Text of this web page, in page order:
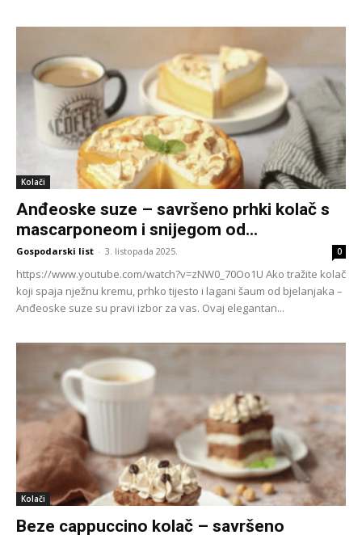
Kolači
Anđeoske suze – savršeno prhki kolač s
mascarponeom i snijegom od...
Gospodarski list - 3. listopada 2025. 0
https://www.youtube.com/watch?v=zNW0_70Oo1U Ako tražite kolač
koji spaja nježnu kremu, prhko tijesto i lagani šaum od bjelanjaka –
Anđeoske suze su pravi izbor za vas. Ovaj elegantan...
Kolači
Beze cappuccino kolač – savršeno